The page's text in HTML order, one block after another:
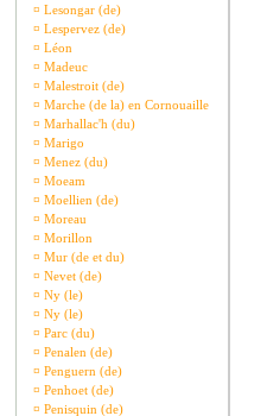
¤ Lesongar (de)
¤ Lespervez (de)
¤ Léon
¤ Madeuc
¤ Malestroit (de)
¤ Marche (de la) en Cornouaille
¤ Marhallac'h (du)
¤ Marigo
¤ Menez (du)
¤ Moeam
¤ Moellien (de)
¤ Moreau
¤ Morillon
¤ Mur (de et du)
¤ Nevet (de)
¤ Ny (le)
¤ Ny (le)
¤ Parc (du)
¤ Penalen (de)
¤ Penguern (de)
¤ Penhoet (de)
¤ Penisquin (de)